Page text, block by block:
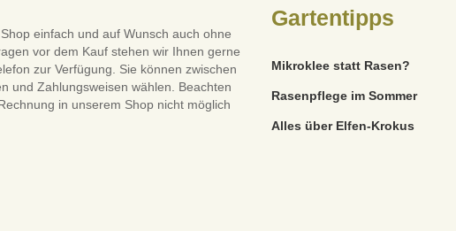
einfach und auf Wunsch auch ohne
vor dem Kauf stehen wir Ihnen gerne
zur Verfügung. Sie können zwischen
und Zahlungsweisen wählen. Beachten
in unserem Shop nicht möglich
Gartentipps
Mikroklee statt Rasen?
Rasenpflege im Sommer
Alles über Elfen-Krokus